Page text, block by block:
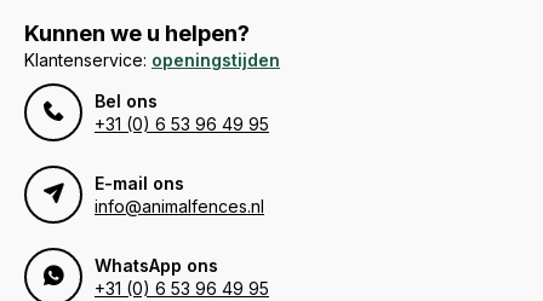
Kunnen we u helpen?
Klantenservice: openingstijden
Bel ons
+31 (0) 6 53 96 49 95
E-mail ons
info@animalfences.nl
WhatsApp ons
+31 (0) 6 53 96 49 95